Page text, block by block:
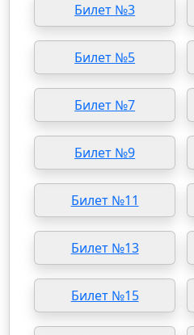
Билет №3
Билет №5
Билет №7
Билет №9
Билет №11
Билет №13
Билет №15